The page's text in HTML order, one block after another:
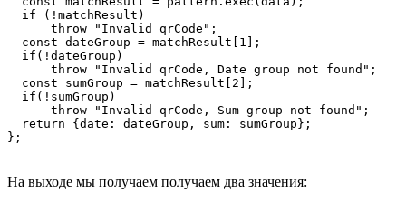
  if (!matchResult)
      throw "Invalid qrCode";
  const dateGroup = matchResult[1];
  if(!dateGroup)
      throw "Invalid qrCode, Date group not found";
  const sumGroup = matchResult[2];
  if(!sumGroup)
      throw "Invalid qrCode, Sum group not found";
  return {date: dateGroup, sum: sumGroup};
};
На выходе мы получаем получаем два значения: